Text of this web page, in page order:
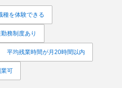
種を体験できる
務制度あり
平均残業時間が月20時間以内
可